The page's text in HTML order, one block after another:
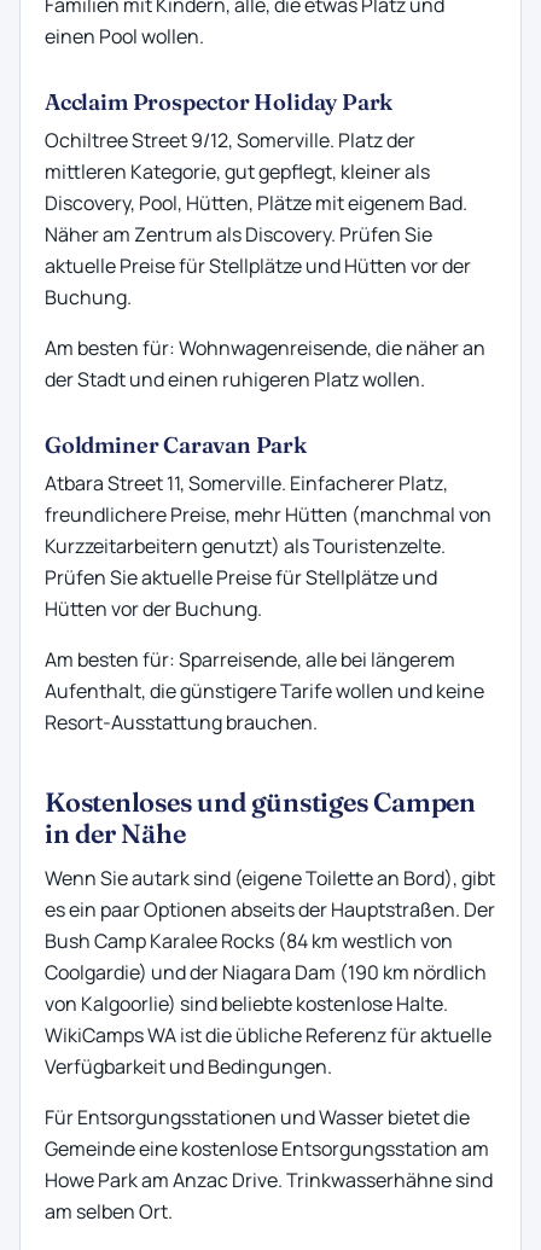
einen Pool wollen.
Acclaim Prospector Holiday Park
Ochiltree Street 9/12, Somerville. Platz der
mittleren Kategorie, gut gepflegt, kleiner als
Discovery, Pool, Hütten, Plätze mit eigenem Bad.
Näher am Zentrum als Discovery. Prüfen Sie
aktuelle Preise für Stellplätze und Hütten vor der
Buchung.
Am besten für: Wohnwagenreisende, die näher an
der Stadt und einen ruhigeren Platz wollen.
Goldminer Caravan Park
Atbara Street 11, Somerville. Einfacherer Platz,
freundlichere Preise, mehr Hütten (manchmal von
Kurzzeitarbeitern genutzt) als Touristenzelte.
Prüfen Sie aktuelle Preise für Stellplätze und
Hütten vor der Buchung.
Am besten für: Sparreisende, alle bei längerem
Aufenthalt, die günstigere Tarife wollen und keine
Resort-Ausstattung brauchen.
Kostenloses und günstiges Campen
in der Nähe
Wenn Sie autark sind (eigene Toilette an Bord), gibt
es ein paar Optionen abseits der Hauptstraßen. Der
Bush Camp Karalee Rocks (84 km westlich von
Coolgardie) und der Niagara Dam (190 km nördlich
von Kalgoorlie) sind beliebte kostenlose Halte.
WikiCamps WA ist die übliche Referenz für aktuelle
Verfügbarkeit und Bedingungen.
Für Entsorgungsstationen und Wasser bietet die
Gemeinde eine kostenlose Entsorgungsstation am
Howe Park am Anzac Drive. Trinkwasserhähne sind
am selben Ort.